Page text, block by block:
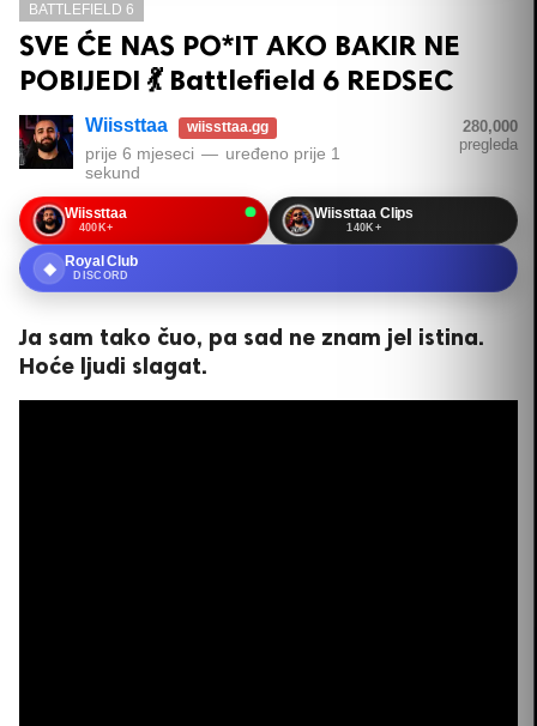
BATTLEFIELD 6
SVE ĆE NAS PO*IT AKO BAKIR NE
POBIJEDI 💃 Battlefield 6 REDSEC
Wiissttaa wiissttaa.gg
prije 6 mjeseci — uređeno prije 1
sekund
280,000
pregleda
Wiissttaa
400K+
Wiissttaa Clips
140K+
◆ Royal Club
DISCORD
Ja sam tako čuo, pa sad ne znam jel istina.
Hoće ljudi slagat.